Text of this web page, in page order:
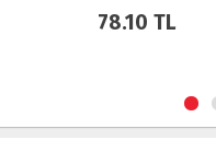
Bakır Kurutucu Filtre
99.00 TL